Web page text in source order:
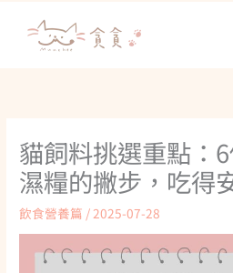
貓飼料挑選重點：
濕糧的撇步，吃得
飲食營養篇 / 2025-07-28